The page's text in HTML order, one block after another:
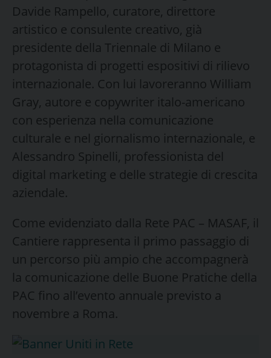
Davide Rampello, curatore, direttore
artistico e consulente creativo, già
presidente della Triennale di Milano e
protagonista di progetti espositivi di rilievo
internazionale. Con lui lavoreranno William
Gray, autore e copywriter italo-americano
con esperienza nella comunicazione
culturale e nel giornalismo internazionale, e
Alessandro Spinelli, professionista del
digital marketing e delle strategie di crescita
aziendale.
Come evidenziato dalla Rete PAC – MASAF, il
Cantiere rappresenta il primo passaggio di
un percorso più ampio che accompagnerà
la comunicazione delle Buone Pratiche della
PAC fino all’evento annuale previsto a
novembre a Roma.